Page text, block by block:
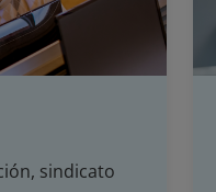
sindicato